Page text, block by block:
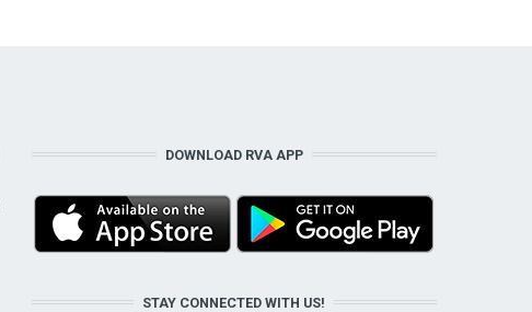
DOWNLOAD RVA APP
STAY CONNECTED WITH US!